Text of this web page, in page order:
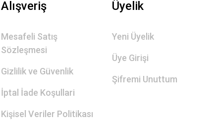
Alışveriş
Mesafeli Satış
Sözleşmesi
Gizlilik ve Güvenlik
İptal İade Koşullari
Kişisel Veriler Politikası
Üyelik
Yeni Üyelik
Üye Girişi
Şifremi Unuttum